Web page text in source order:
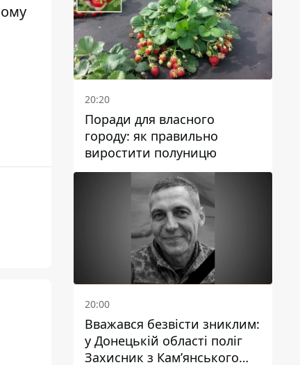
20:20
Поради для власного
городу: як правильно
виростити полуницю
20:00
Вважався безвісти зниклим:
у Донецькій області поліг
Захисник з Кам’янського